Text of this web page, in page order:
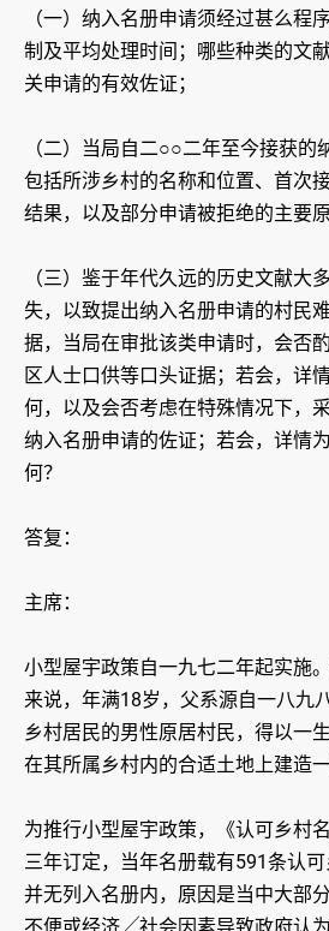
（一）纳入名册申请须经过甚么程
制及平均处理时间；哪些种类的文
关申请的有效佐证；
（二）当局自二○○二年至今接获的
包括所涉乡村的名称和位置、首次
结果，以及部分申请被拒绝的主要
（三）鉴于年代久远的历史文献大
失，以致提出纳入名册申请的村民
据，当局在审批该类申请时，会否
区人士口供等口头证据；若会，详
何，以及会否考虑在特殊情况下，
纳入名册申请的佐证；若会，详情
何？
答复：
主席：
小型屋宇政策自一九七二年起实施
来说，年满18岁，父系源自一八九
乡村居民的男性原居村民，得以一
在其所属乡村内的合适土地上建造
为推行小型屋宇政策，《认可乡村
三年订定，当年名册载有591条认
并无列入名册内，原因是当中大部